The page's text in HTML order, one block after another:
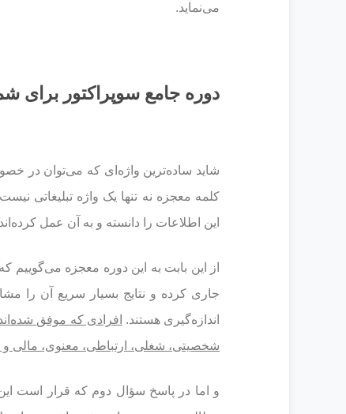
می‌نماید.
دوره جامع سوپراکتور برای
شاید ساده‌ترین واژه‌ای که می‌توان در
کلمه معجزه نه تنها یک واژه تبلیغاتی
این اطلاعات را دانسته و به آن عمل
از این بابت به این دوره معجزه
جاری کرده و نتایج بسیار سریع آن را
اندازه‌گیری هستند. افرادی که موفق
شخصیتی، شغلی، ارتباطی، معنوی، مالی
و اما در پاسخ سؤال دوم که قرار است